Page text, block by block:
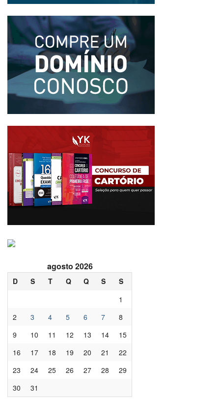
agosto 2026
D S T Q Q S
S
1
2
3 4 5 6 7
8
9
10 11 12 13 14
15
16
17 18 19 20 21
22
23
24 25 26 27 28
29
30
31